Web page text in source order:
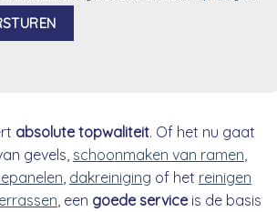
absolute topwaliteit. Of het nu gaat
gevels, schoonmaken van ramen
dakreiniging of het reinigen
, een goede serviceis de basis